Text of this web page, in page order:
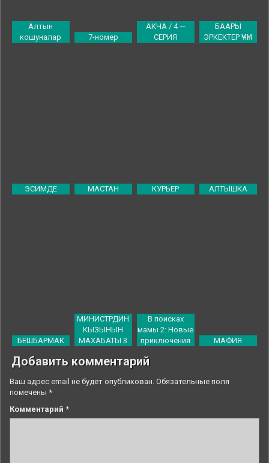
Алтын
кошуналар
7-номер
АКЧА / 4 —
СЕРИЯ
БААРЫ
ЭРКЕКТЕР ҮЧҮН
ЭСИМДЕ МАСТАН КУРЬЕР АЛТЫШКА
БЕШБАРМАК
МИНИСТРДИН
КЫЗЫНЫН
МАХАБАТЫ 3
В поисках
мамы 2: Новые
приключения
МАФИЯ
Добавить комментарий
Ваш адрес email не будет опубликован. Обязательные поля
помечены *
Комментарий *